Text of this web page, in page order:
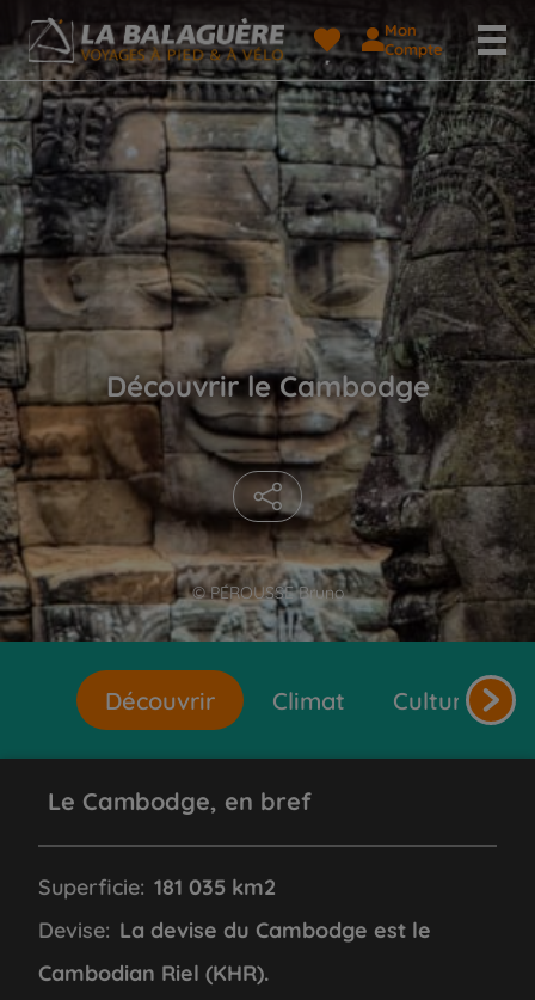
Mon
Compte
© PÉROUSSE Bruno
Découvrir le Cambodge
Découvrir Climat Cultures et
Le Cambodge, en bref
Superficie: 181 035 km2
Devise: La devise du Cambodge est le
Cambodian Riel (KHR).